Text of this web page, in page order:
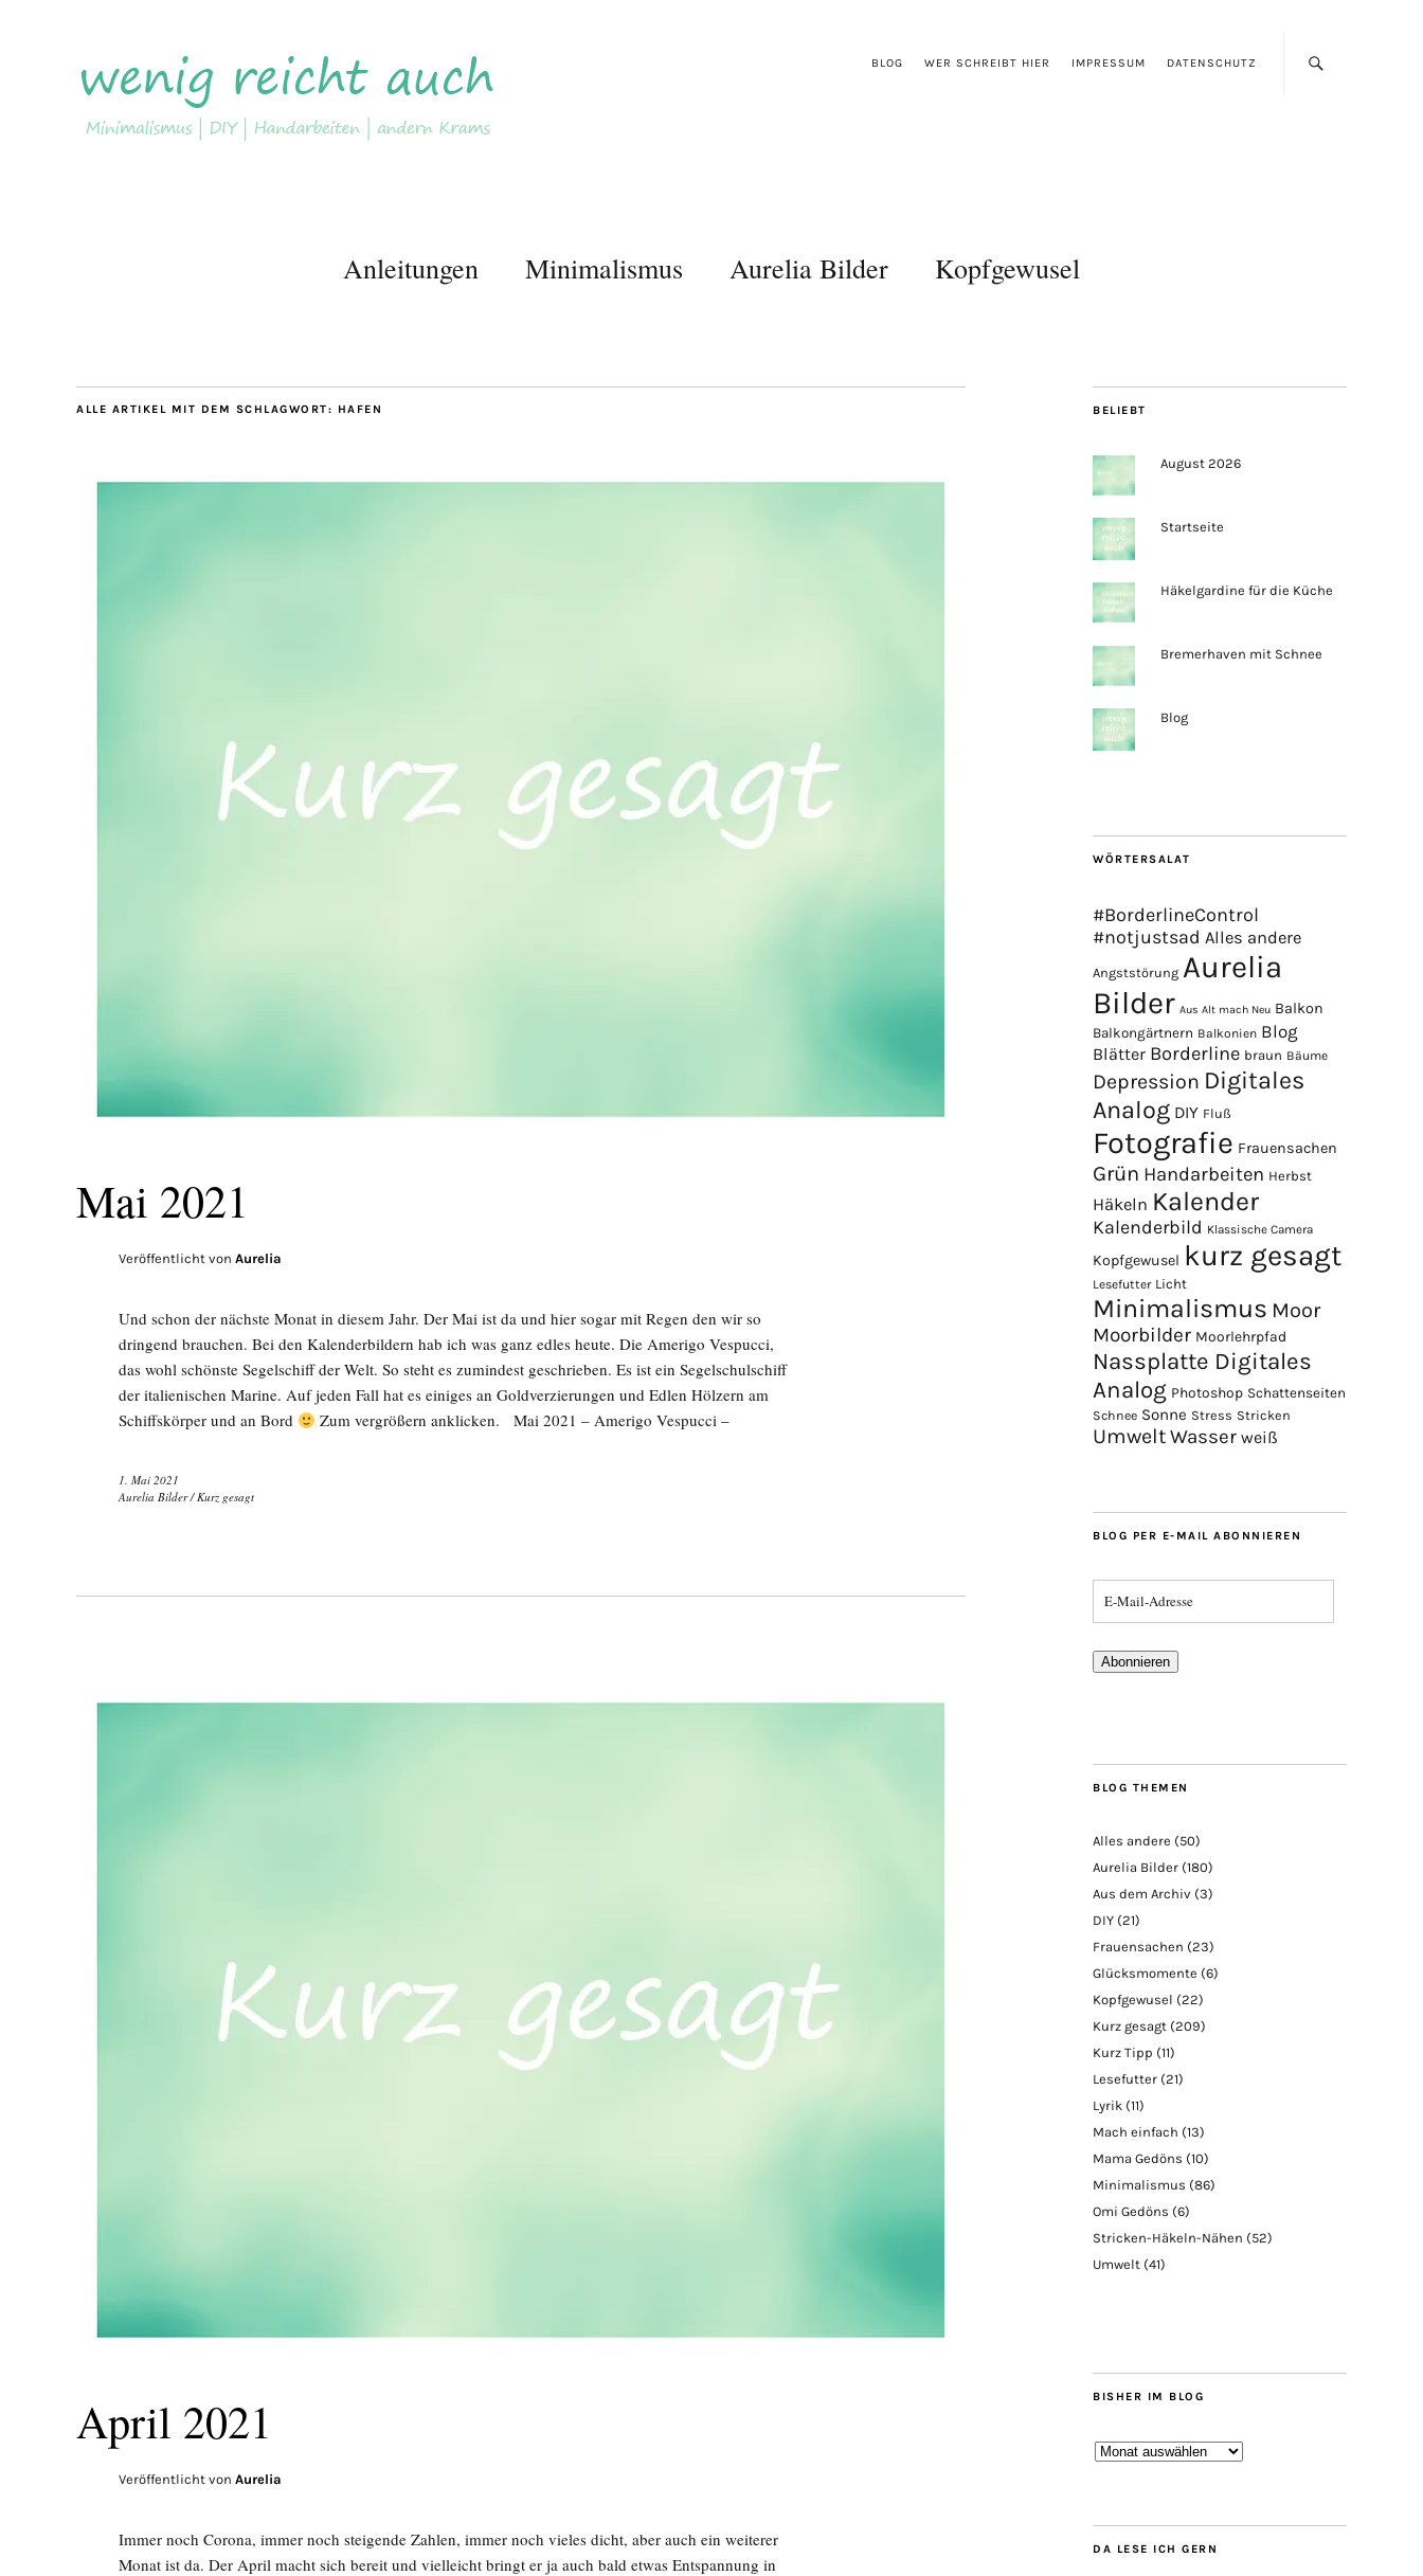
BLOG WER SCHREIBT HIER IMPRESSUM DATENSCHUTZ
Anleitungen Minimalismus Aurelia Bilder Kopfgewusel
ALLE ARTIKEL MIT DEM SCHLAGWORT: HAFEN
Mai 2021
Veröffentlicht von Aurelia
Und schon der nächste Monat in diesem Jahr. Der Mai ist da und hier sogar mit Regen den wir so
dringend brauchen. Bei den Kalenderbildern hab ich was ganz edles heute. Die Amerigo Vespucci,
das wohl schönste Segelschiff der Welt. So steht es zumindest geschrieben. Es ist ein Segelschulschiff
der italienischen Marine. Auf jeden Fall hat es einiges an Goldverzierungen und Edlen Hölzern am
Schiffskörper und an Bord
Zum vergrößern anklicken. Mai 2021 – Amerigo Vespucci –
1. Mai 2021
Aurelia Bilder/Kurz gesagt
April 2021
Veröffentlicht von Aurelia
Immer noch Corona, immer noch steigende Zahlen, immer noch vieles dicht, aber auch ein weiterer
Monat ist da. Der April macht sich bereit und vielleicht bringt er ja auch bald etwas Entspannung in
BELIEBT
August 2026
Startseite
Häkelgardine für die Küche
Bremerhaven mit Schnee
Blog
WÖRTERSALAT
#BorderlineControl
#notjustsad Alles andere
Angststörung Aurelia
Bilder Aus Alt mach Neu Balkon
Balkongärtnern Balkonien Blog
Blätter Borderline braun Bäume
Depression Digitales
Analog DIY Fluß
Fotografie Frauensachen
Grün Handarbeiten Herbst
Häkeln Kalender
Kalenderbild Klassische Camera
Kopfgewusel kurz gesagt
Lesefutter Licht
Minimalismus Moor
Moorbilder Moorlehrpfad
Nassplatte Digitales
Analog Photoshop Schattenseiten
Schnee Sonne Stress Stricken
UmweltWasser weiß
BLOG PER E-MAIL ABONNIEREN
Abonnieren
BLOG THEMEN
Alles andere (50)
Aurelia Bilder (180)
Aus dem Archiv (3)
DIY (21)
Frauensachen (23)
Glücksmomente (6)
Kopfgewusel (22)
Kurz gesagt (209)
Kurz Tipp (11)
Lesefutter (21)
Lyrik (11)
Mach einfach (13)
Mama Gedöns (10)
Minimalismus (86)
Omi Gedöns (6)
Stricken-Häkeln-Nähen (52)
Umwelt (41)
BISHER IM BLOG
Bisher
DA LESE ICH GERN